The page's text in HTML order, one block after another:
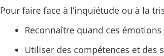
Pour faire face à l’inquiétude ou à la
Reconnaître quand ces
Utiliser des compétences et des